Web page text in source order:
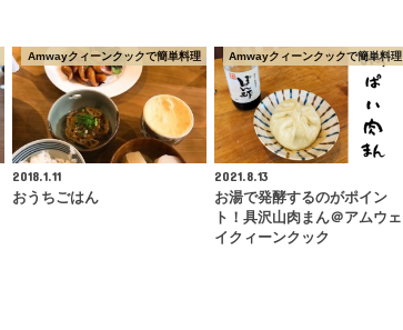
Amwayクィーンクックで簡単料理
2018.1.11
おうちごはん
Amwayクィーンクックで簡単料理
2021.8.13
お湯で発酵するのがポイン
ト！具沢山肉まん＠アムウェ
イクィーンクック